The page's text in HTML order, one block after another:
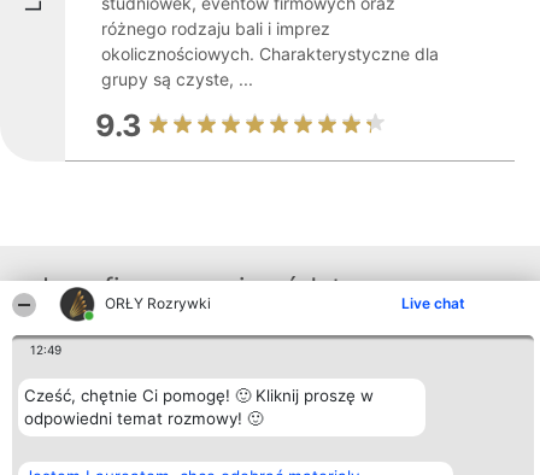
ORŁY Rozrywki Live chat
12:49
Cześć, chętnie Ci pomogę! 🙂 Kliknij proszę w
odpowiedni temat rozmowy! 🙂
różnego rodzaju bali i imprez
okolicznościowych. Charakterystyczne dla
grupy są czyste, ...
9.3
Inne firmy z województwa
Bright Side Solutions sp. z o.
o. sp. k.
ul. Ruska 22
Wrocław 50-079
Laureaci
Lista
wszystkich
Laureatów